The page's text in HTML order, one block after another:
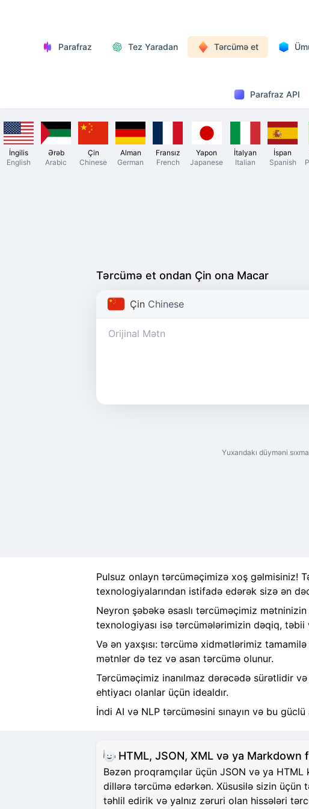
Parafraz Tez Yaradan Tərcümə et
Parafraz API
İngilis
English
Ərəb
Arabic
Çin
Chinese
Alman
German
Fransız
French
Yapon
Japanese
İtalyan
Italian
İspan
Spanish
Tərcümə et ondan Çin ona Macar
Çin Chinese
Yuxarıdakı düyməni
Pulsuz onlayn tərcüməçimizə xoş gəlmisiniz!
texnologiyalarından istifadə edərək sizə ən
Neyron şəbəkə əsaslı tərcüməçimiz
texnologiyası isə tərcümələrimizin dəqiq, təbii
Və ən yaxşısı: tərcümə xidmətlərimiz
mətnlər də tez və asan tərcümə olunur.
Tərcüməçimiz inanılmaz dərəcədə sürətlidir
ehtiyacı olanlar üçün idealdır.
İndi AI və NLP tərcüməsini sınayın və bu
HTML, JSON, XML və ya Markdown
Bəzən proqramçılar üçün JSON və ya
dillərə tərcümə edərkən. Xüsusilə sizin
təhlil edirik və yalnız zəruri olan hissələri